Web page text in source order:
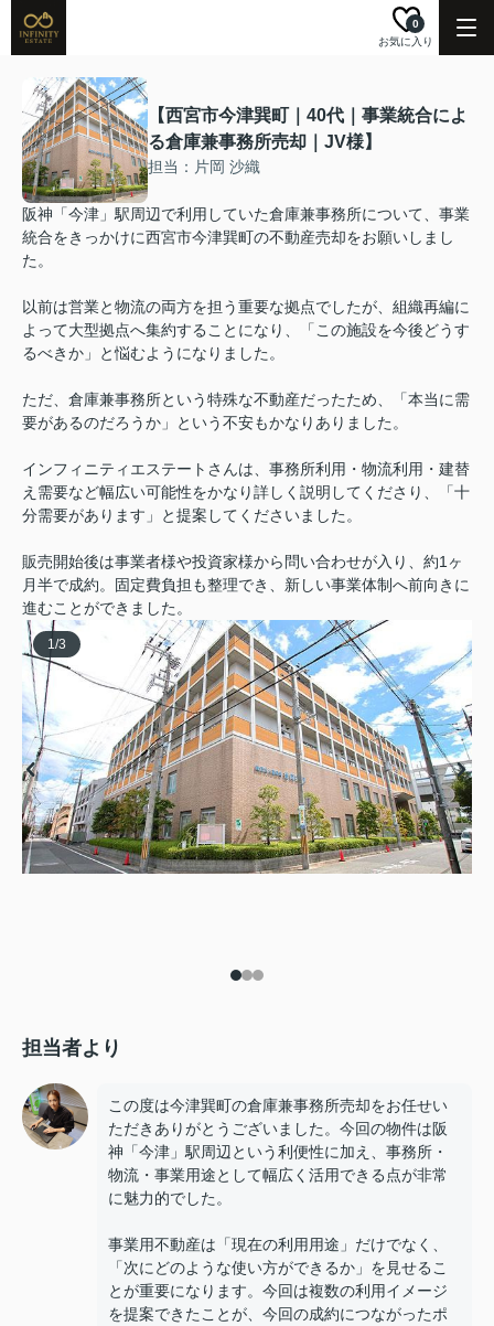
お気に入り
0
【西宮市今津巽町｜40代｜事業統合によ
る倉庫兼事務所売却｜JV様】
担当：片岡 沙織
阪神「今津」駅周辺で利用していた倉庫兼事務所について、事業
統合をきっかけに西宮市今津巽町の不動産売却をお願いしまし
た。
以前は営業と物流の両方を担う重要な拠点でしたが、組織再編に
よって大型拠点へ集約することになり、「この施設を今後どうす
るべきか」と悩むようになりました。
ただ、倉庫兼事務所という特殊な不動産だったため、「本当に需
要があるのだろうか」という不安もかなりありました。
インフィニティエステートさんは、事務所利用・物流利用・建替
え需要など幅広い可能性をかなり詳しく説明してくださり、「十
分需要があります」と提案してくださいました。
販売開始後は事業者様や投資家様から問い合わせが入り、約1ヶ
月半で成約。固定費負担も整理でき、新しい事業体制へ前向きに
進むことができました。
1/3
担当者より
この度は今津巽町の倉庫兼事務所売却をお任せい
ただきありがとうございました。今回の物件は阪
神「今津」駅周辺という利便性に加え、事務所・
物流・事業用途として幅広く活用できる点が非常
に魅力的でした。
事業用不動産は「現在の利用用途」だけでなく、
「次にどのような使い方ができるか」を見せるこ
とが重要になります。今回は複数の利用イメージ
を提案できたことが、今回の成約につながったポ